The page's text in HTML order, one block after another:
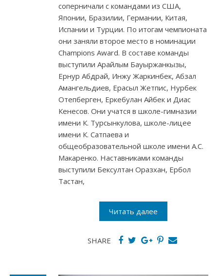
соперничали с командами из США,
Японии, Бразилии, Германии, Китая,
Испании и Турции. По итогам чемпионата
они заняли второе место в номинации
Champions Award. В составе команды
выступили Арайлым Бауыржанкызы,
Ернур Абдрай, Инжу Жаркинбек, Абзал
Амангельдиев, Ерасыл Жетпис, Нурбек
Отепберген, Еркебулан Айбек и Диас
Кенесов. Они учатся в школе-гимназии
имени К. Турсынкулова, школе-лицее
имени К. Сатпаева и
общеобразовательной школе имени А.С.
Макаренко. Наставниками команды
выступили Бексултан Оразхан, Ербол
Тастан,
Читать далее
SHARE